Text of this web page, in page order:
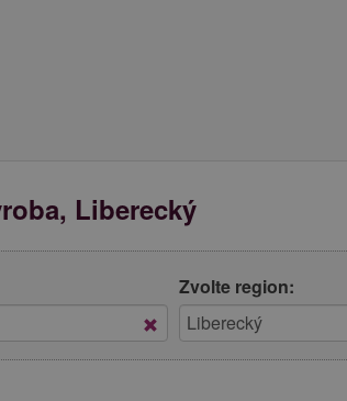
Liberecký
Zvolte region: